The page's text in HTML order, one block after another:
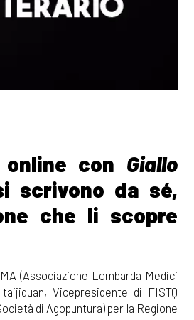
con Giallo
scrivono da sé,
che li scopre
(Associazione Lombarda Medici
Vicepresidente di FISTQ
di Agopuntura) per la Regione